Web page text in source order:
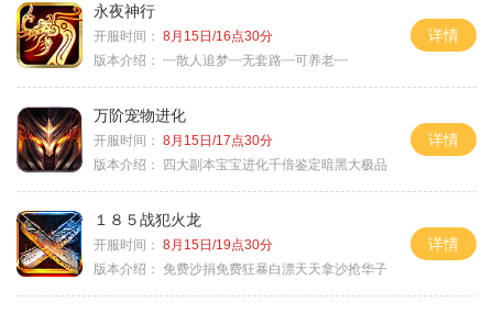
永夜神行
开服时间： 8月15日/16点30分
版本介绍： ┉散人追梦┉无套路┉可养老┉
详情
万阶宠物进化
开服时间： 8月15日/17点30分
版本介绍：
四大副本宝宝进化千倍鉴定暗黑大极品
详情
１８５战犯火龙
开服时间： 8月15日/19点30分
版本介绍： 免费沙捐免费狂暴白漂天天拿沙抢华子
详情